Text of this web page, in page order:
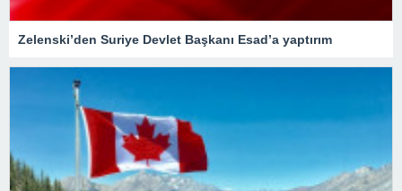
Zelenski’den Suriye Devlet Başkanı Esad’a yaptırım